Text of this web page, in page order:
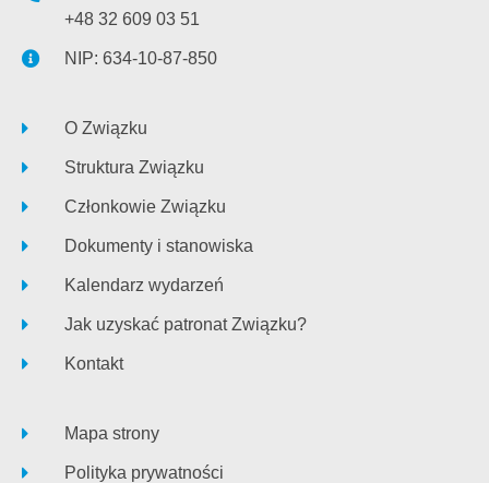
+48 32 609 03 51
NIP: 634-10-87-850
O Związku
Struktura Związku
Członkowie Związku
Dokumenty i stanowiska
Kalendarz wydarzeń
Jak uzyskać patronat Związku?
Kontakt
Mapa strony
Polityka prywatności